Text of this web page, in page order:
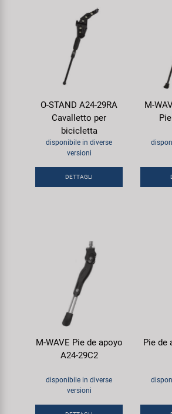
O-STAND A24-29RA
Cavalletto per
bicicletta
disponibile in diverse
versioni
DETTAGLI
M-
M-WAVE Pie de apoyo
A24-29C2
disponibile in diverse
versioni
Pie de